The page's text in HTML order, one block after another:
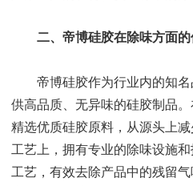
二、帝博硅胶在除味方面
帝博硅胶作为行业内的知名
供高品质、无异味的硅胶制品
精选优质硅胶原料，从源头上
工艺上，拥有专业的除味设施
工艺，有效去除产品中的残留